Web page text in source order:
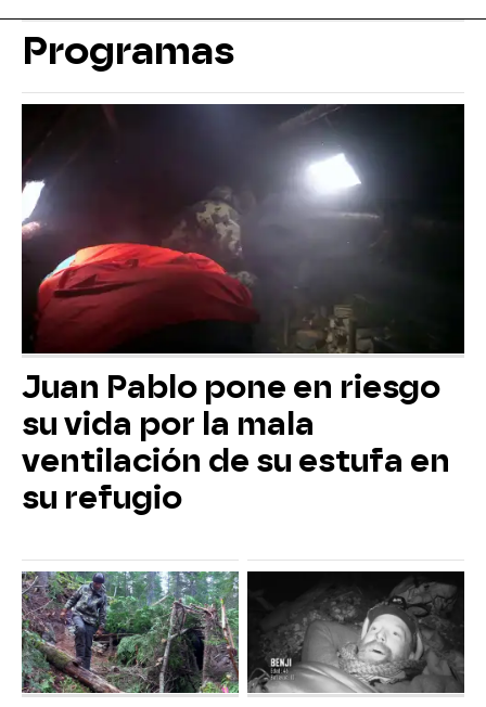
Programas
Juan Pablo pone en riesgo
su vida por la mala
ventilación de su estufa en
su refugio